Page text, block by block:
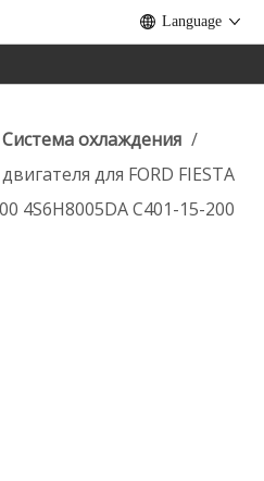
Language
Система охлаждения /
для FORD FIESTA
4S6H8005DA C401-15-200